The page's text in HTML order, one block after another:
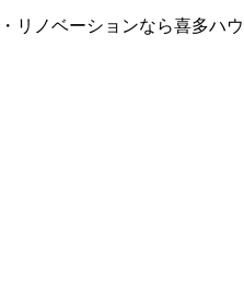
リノベーションなら喜多ハウ